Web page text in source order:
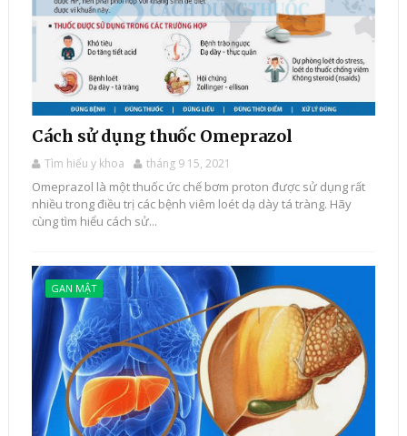
Cách sử dụng thuốc Omeprazol
Tìm hiểu y khoa tháng 9 15, 2021
Omeprazol là một thuốc ức chế bơm proton được sử dụng rất
nhiều trong điều trị các bệnh viêm loét dạ dày tá tràng. Hãy
cùng tìm hiểu cách sử...
GAN MẬT